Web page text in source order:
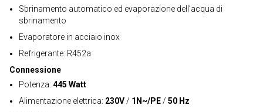
Sbrinamento automatico ed evaporazione dell’acqua di
sbrinamento
Evaporatore in acciaio inox
Refrigerante: R452a
Connessione
Potenza: 445 Watt
Alimentazione elettrica: 230V / 1N~/PE / 50 Hz